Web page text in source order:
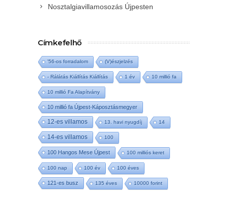
Nosztalgiavillamosozás Újpesten
Címkefelhő
'56-os forradalom (V)észjelzés
- Rálátás Kiállítás Kiállítás 1 év 10 millió fa
10 millió Fa Alapítvány
10 millió fa Újpest-Káposztásmegyer
12-es villamos 13. havi nyugdíj 14
14-es villamos 100
100 Hangos Mese Újpest 100 milliós keret
100 nap 100 év 100 éves
121-es busz 135 éves 10000 forint